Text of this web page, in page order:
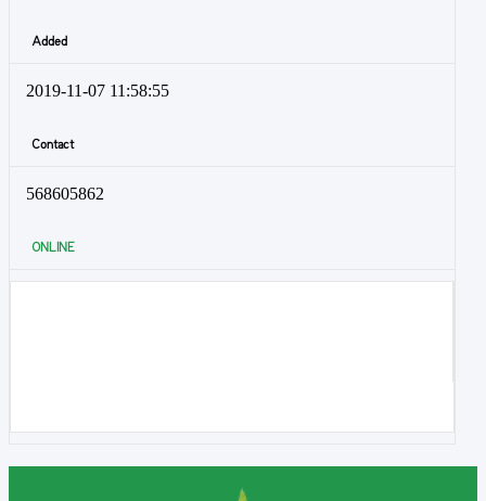
Added
2019-11-07 11:58:55
Contact
568605862
ONLINE